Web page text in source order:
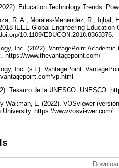
Education Technology Trends.
R. A., Morales-Menendez, R.,
IEEE Global Engineering
10.1109/EDUCON.2018.8363376.
Inc. (2022). VantagePoint
https://www.thevantagepoint.com/
Inc. (s.f.). VantagePoint.
vp.html
Tesauro de la UNESCO. UNESCO.
Waltman, L. (2022). VOSviewer
University. https://www.vosviewer.com/